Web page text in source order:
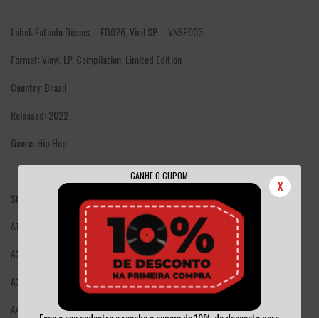
GANHE O CUPOM
X
Label: Fatiado Discos – FD026, Vinil SP – VNSP003
Format: Vinyl, LP, Compilation, Limited Edition
Country: Brazil
Released: 2022
Genre: Hip Hop
Style:
A1
Rasec Ft Deejay Ciro–
Belas Artes (Mix Rasec)
A2
Mente do Vilão
A3
Instituto Ft Jorge Du Peixe– Isso é Sangue
A4
Escalada